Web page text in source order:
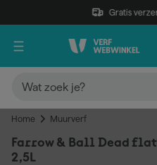
Gratis
Home Muurverf
Farrow & Ball Dead
2,5L